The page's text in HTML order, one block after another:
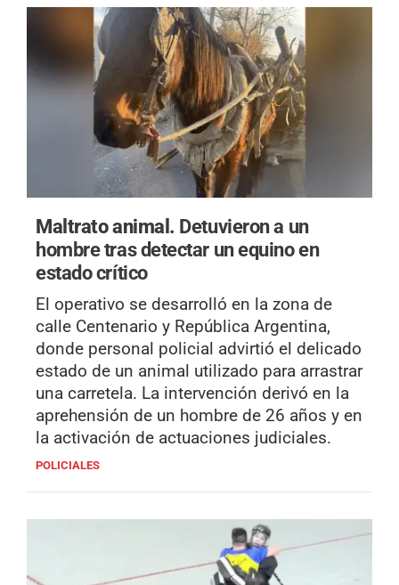
Maltrato animal. Detuvieron a un
hombre tras detectar un equino en
estado crítico
El operativo se desarrolló en la zona de
calle Centenario y República Argentina,
donde personal policial advirtió el delicado
estado de un animal utilizado para arrastrar
una carretela. La intervención derivó en la
aprehensión de un hombre de 26 años y en
la activación de actuaciones judiciales.
POLICIALES